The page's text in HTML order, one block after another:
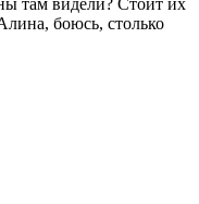
там видели? Стоит их
боюсь, столько